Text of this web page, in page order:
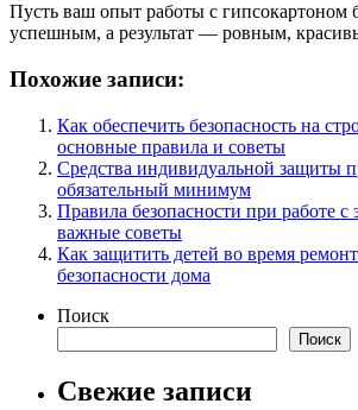
Пусть ваш опыт работы с гипсокартоном
успешным, а результат — ровным,
Похожие записи:
Как обеспечить безопасность на
основные правила и советы
Средства индивидуальной защиты
обязательный минимум
Правила безопасности при работе с
важные советы
Как защитить детей во время
безопасности дома
Поиск
Поиск
Свежие записи